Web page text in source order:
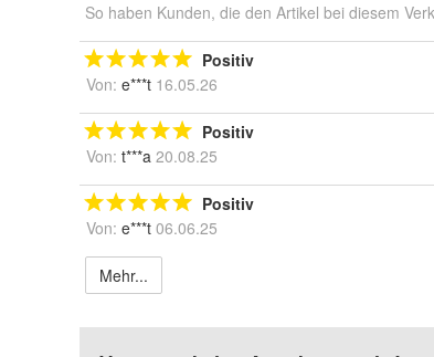
So haben Kunden, die den Artikel bei diesem
Positiv
Von: e***t 16.05.26
Positiv
Von: t***a 20.08.25
Positiv
Von: e***t 06.06.25
Mehr...